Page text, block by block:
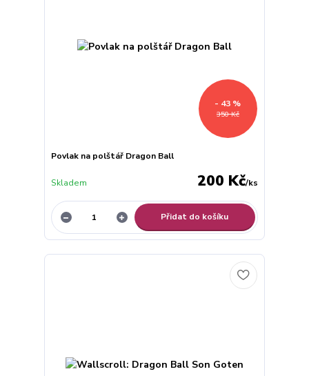
350 Kč
- 43 %
Povlak na polštář Dragon Ball
200 Kč/ks
Skladem
Přidat do košíku